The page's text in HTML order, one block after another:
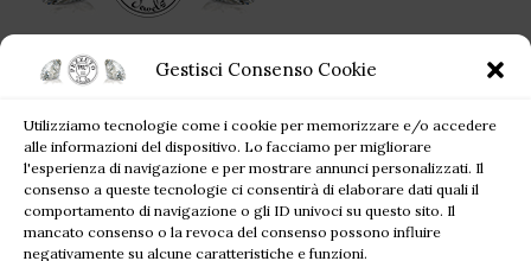
Gestisci Consenso Cookie
Utilizziamo tecnologie come i cookie per memorizzare e/o accedere
alle informazioni del dispositivo. Lo facciamo per migliorare
l'esperienza di navigazione e per mostrare annunci personalizzati. Il
consenso a queste tecnologie ci consentirà di elaborare dati quali il
comportamento di navigazione o gli ID univoci su questo sito. Il
mancato consenso o la revoca del consenso possono influire
negativamente su alcune caratteristiche e funzioni.
Ogni singolo gioiello acquistato da Pezzuto Jewels è per sempre!
Tel: +39 081 81 81 945
Mail: pezzutofrancesco21@gmail.com
JEWELS BLOG